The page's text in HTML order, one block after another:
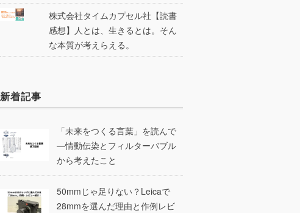
株式会社タイムカプセル社【読書
感想】人とは、生きるとは。そん
な本質が考えらえる。
新着記事
「未来をつくる言葉」を読んで
―情動伝染とフィルターバブル
から考えたこと
50mmじゃ足りない？Leicaで
28mmを選んだ理由と作例レビ